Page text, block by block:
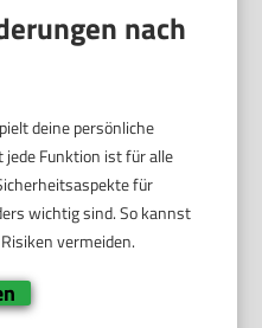
nach
deine persönliche
jede Funktion ist für alle
für
wichtig sind. So kannst
vermeiden.